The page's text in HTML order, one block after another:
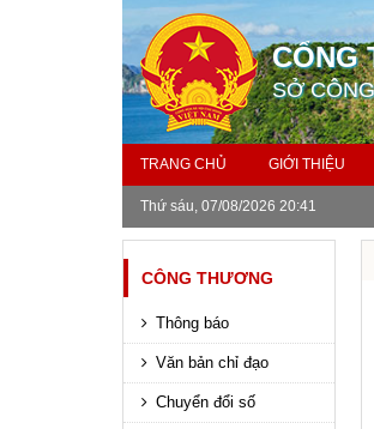
CỔNG
SỞ
TRANG CHỦ GIỚI THIỆU
Thứ sáu, 07/08/2026 20:41
CÔNG THƯƠNG
Thông báo
Văn bản chỉ đạo
Chuyển đổi số